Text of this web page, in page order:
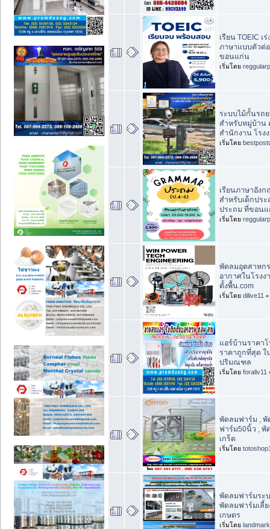
เรียน TOEIC
ภาษาแบบตัวต่
ขอนแก่น
เริ่มโดย
ระบบไม้กั้นรถ
สำหรับหมู่บ้าน
สำนักงาน โรง
เริ่มโดย
เรียนภาษาอังก
สำหรับเด็กปร
ประถม ที่ขอน
เริ่มโดย
พัดลมอุตสาหก
อากาศในโรง
ตั้งพื้น.com
เริ่มโดย dilive11 «
แอร์บ้านราคา
ราคาถูกที่สุด ใ
ปริมณฑล
เริ่มโดย foraliv11
พัดลมฟาร์ม , พั
ฟาร์ม50นิ้ว , พั
เกร็ด
เริ่มโดย
พัดลมฟาร์มระ
พัดลมฟาร์มเลี้
เกษตร
เริ่มโดย